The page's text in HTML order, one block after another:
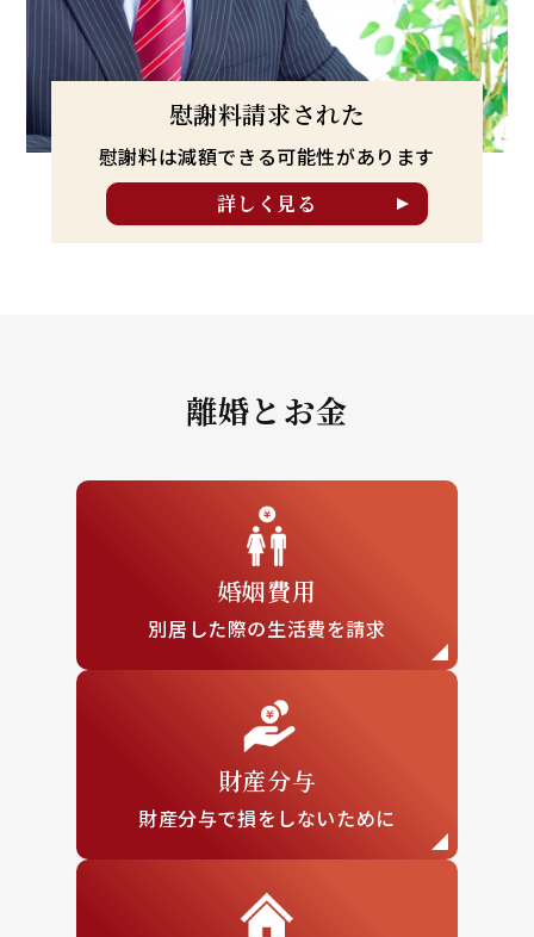
慰謝料請求された
慰謝料は減額できる可能性があります
詳しく見る
離婚とお金
婚姻費用
別居した際の生活費を請求
財産分与
財産分与で損を しないために